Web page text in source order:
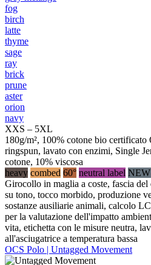
fog
birch
latte
thyme
sage
ray
brick
prune
aster
orion
navy
XXS – 5XL
180g/m², 100% cotone bio certificato
ringspun, lavato con enzimi, Single
cotone, 10% viscosa
heavy combed 60° neutral label
Girocollo in maglia a coste, fascia
su tono, tocco morbido, produzione
sostanze ausiliarie animali, calcolo
per la valutazione dell'impatto
vita, etichetta con le misure neutra,
all'asciugatrice a temperatura bassa
OCS Polo | Untagged Movement